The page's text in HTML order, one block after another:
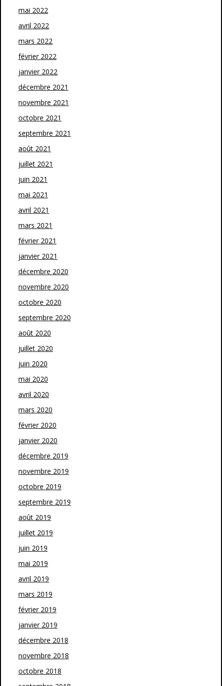
mai 2022
avril 2022
mars 2022
février 2022
janvier 2022
décembre 2021
novembre 2021
octobre 2021
septembre 2021
août 2021
juillet 2021
juin 2021
mai 2021
avril 2021
mars 2021
février 2021
janvier 2021
décembre 2020
novembre 2020
octobre 2020
septembre 2020
août 2020
juillet 2020
juin 2020
mai 2020
avril 2020
mars 2020
février 2020
janvier 2020
décembre 2019
novembre 2019
octobre 2019
septembre 2019
août 2019
juillet 2019
juin 2019
mai 2019
avril 2019
mars 2019
février 2019
janvier 2019
décembre 2018
novembre 2018
octobre 2018